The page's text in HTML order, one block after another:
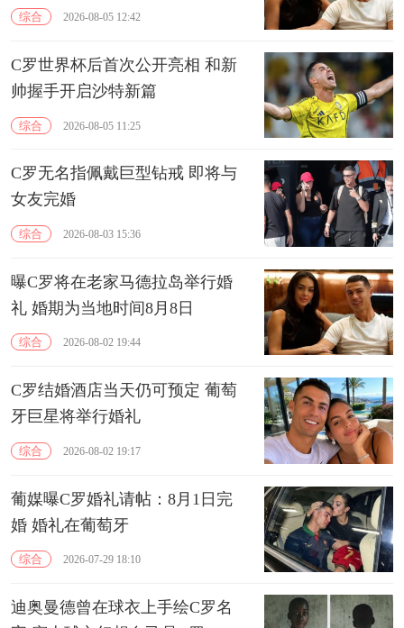
综合 2026-08-05 12:42
C罗世界杯后首次公开亮相 和新
帅握手开启沙特新篇
综合 2026-08-05 11:25
C罗无名指佩戴巨型钻戒 即将与
女友完婚
综合 2026-08-03 15:36
曝C罗将在老家马德拉岛举行婚
礼 婚期为当地时间8月8日
综合 2026-08-02 19:44
C罗结婚酒店当天仍可预定 葡萄
牙巨星将举行婚礼
综合 2026-08-02 19:17
葡媒曝C罗婚礼请帖：8月1日完
婚 婚礼在葡萄牙
综合 2026-07-29 18:10
迪奥曼德曾在球衣上手绘C罗名